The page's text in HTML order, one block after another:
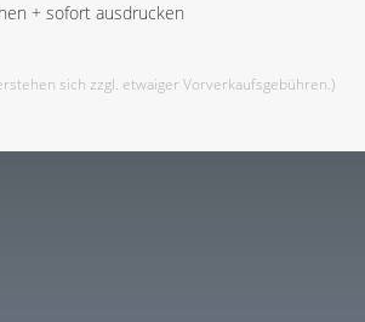
+ sofort ausdrucken
sich zzgl. etwaiger Vorverkaufsgebühren.)